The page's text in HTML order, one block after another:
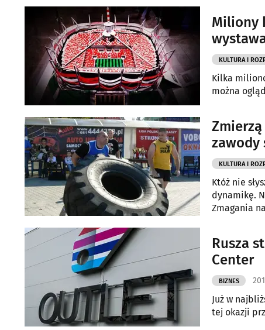
Miliony
KULTURA I
Kilka
można
zawody
KULTURA I
Któż nie
dynamikę.
Zmagania
Rusza
Center
BIZNES
Już w
tej okazji